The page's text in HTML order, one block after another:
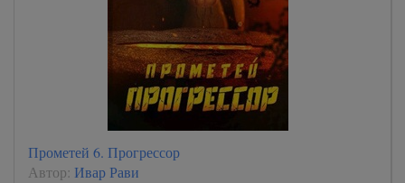
Прометей 6. Прогрессор
Автор: Ивар Рави